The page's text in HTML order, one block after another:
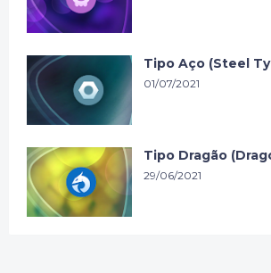
Tipo Aço (Steel
01/07/2021
Tipo Dragão
29/06/2021